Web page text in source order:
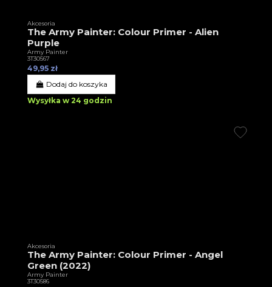
Akcesoria
The Army Painter: Colour Primer - Alien
Purple
Army Painter
3T30567
49,95 zł
Dodaj do koszyka
Wysyłka w 24 godzin
Akcesoria
The Army Painter: Colour Primer - Angel
Green (2022)
Army Painter
3T30586